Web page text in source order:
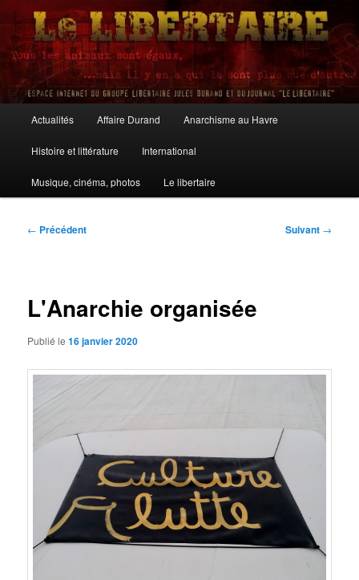
Aller
contenu
principalLe Libertaire
principal
Actualités Affaire Durand Anarchisme au Havre
Histoire et littérature International
Musique, cinéma, photos Le libertaire
Navigation
← Précédent Suivant →
L'Anarchie organisée
Publié le16 janvier 2020